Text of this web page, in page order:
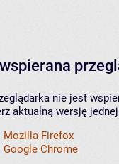
nie jest
aktualną wersję
Mozilla Firefox
Google Chrome